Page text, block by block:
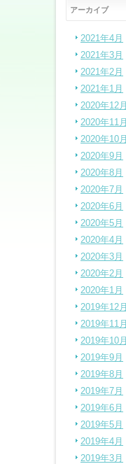
アーカイブ
2021年4月
2021年3月
2021年2月
2021年1月
2020年12月
2020年11月
2020年10月
2020年9月
2020年8月
2020年7月
2020年6月
2020年5月
2020年4月
2020年3月
2020年2月
2020年1月
2019年12月
2019年11月
2019年10月
2019年9月
2019年8月
2019年7月
2019年6月
2019年5月
2019年4月
2019年3月